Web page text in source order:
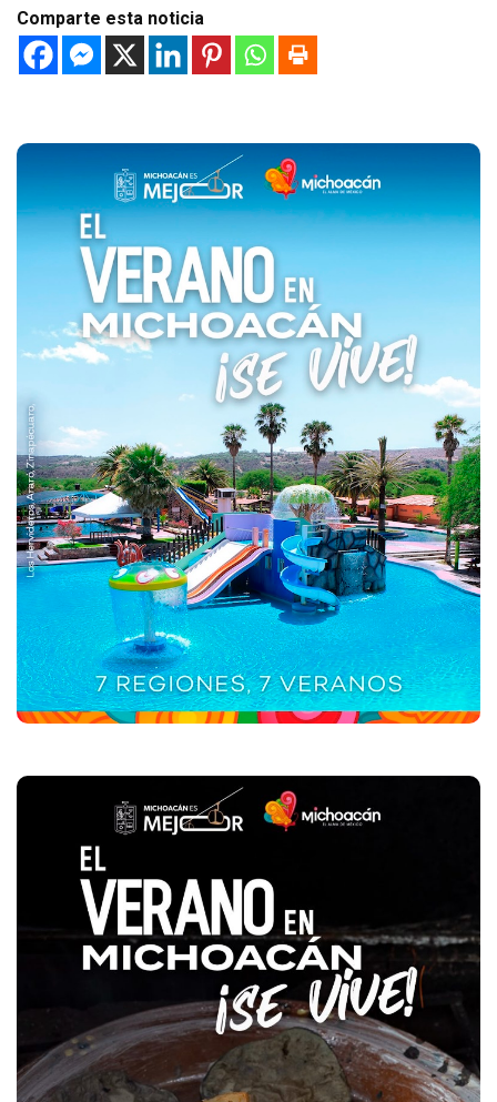
Comparte esta noticia